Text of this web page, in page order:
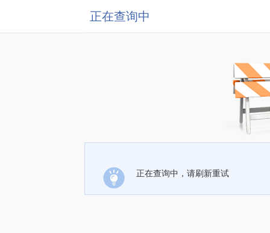
正在查询中
正在查询中，请刷新重试